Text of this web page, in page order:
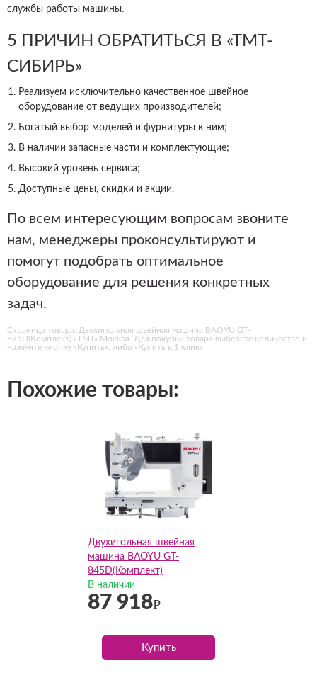
службы работы машины.
5 ПРИЧИН ОБРАТИТЬСЯ В «ТМТ-
СИБИРЬ»
Реализуем исключительно качественное швейное
оборудование от ведущих производителей;
Богатый выбор моделей и фурнитуры к ним;
В наличии запасные части и комплектующие;
Высокий уровень сервиса;
Доступные цены, скидки и акции.
По всем интересующим вопросам звоните
нам, менеджеры проконсультируют и
помогут подобрать оптимальное
оборудование для решения конкретных
задач.
Страница товара: Двухигольная швейная машина BAOYU GT-
875D(Комплект) «ТМТ» Москва. Для покупки товара выберете количество и
нажмите кнопку «Купить», либо «Купить в 1 клик».
Похожие товары:
Двухигольная швейная
машина BAOYU GT-
845D(Комплект)
В наличии
87 918Р
Купить